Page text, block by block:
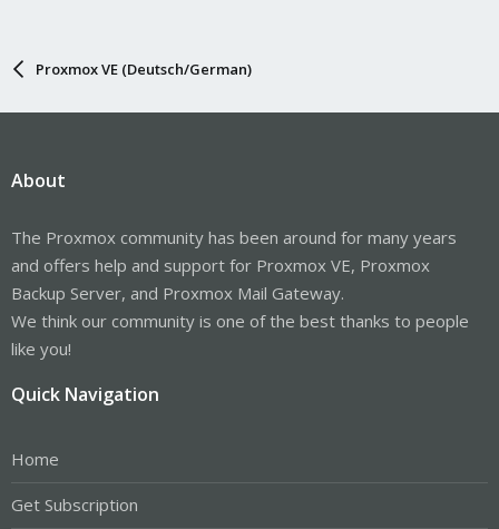
Proxmox VE (Deutsch/German)
About
The Proxmox community has been around for many years
and offers help and support for Proxmox VE, Proxmox
Backup Server, and Proxmox Mail Gateway.
We think our community is one of the best thanks to people
like you!
Quick Navigation
Home
Get Subscription